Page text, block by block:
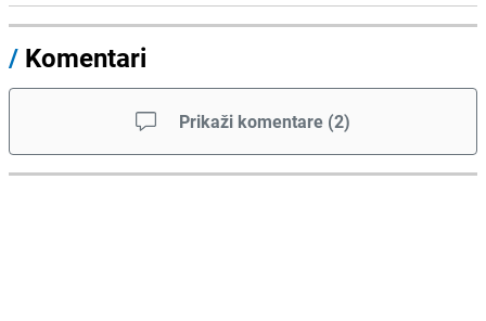
/ Komentari
Prikaži komentare (2)